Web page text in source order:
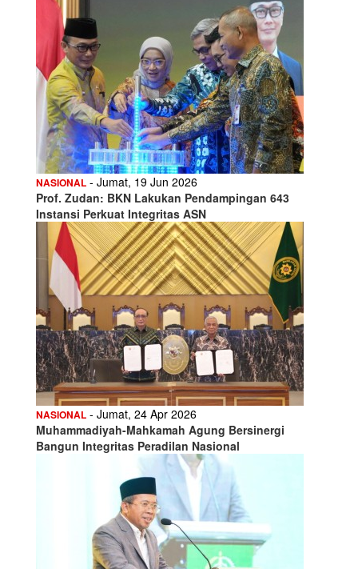
NASIONAL - Jumat, 19 Jun 2026
Prof. Zudan: BKN Lakukan Pendampingan 643
Instansi Perkuat Integritas ASN
NASIONAL - Jumat, 24 Apr 2026
Muhammadiyah-Mahkamah Agung Bersinergi
Bangun Integritas Peradilan Nasional